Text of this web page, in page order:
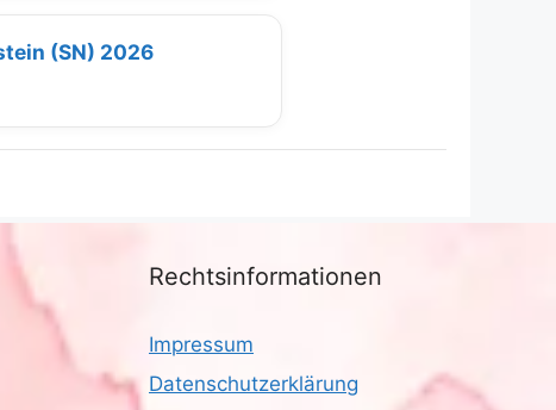
(SN) 2026
Rechtsinformationen
Impressum
Datenschutzerklärung